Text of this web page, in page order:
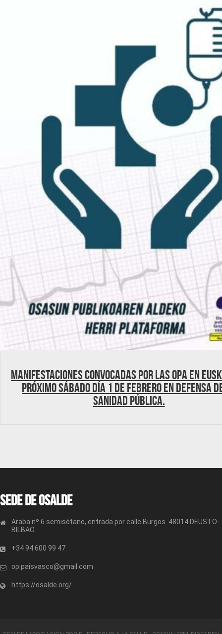
Manifestaciones convocadas por las OPA en
próximo sábado día 1 de febrero en defensa
sanidad pública.
Sede de OSALDE
Araba nº 6 semisótano, entrada por calle Burgos. 48014 DEUSTO-
BILBAO
+34 94 600 99 47
op.paisvasco@gmail.com
https://osalde.org/